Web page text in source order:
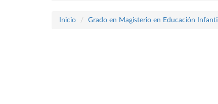
Inicio Grado en Magisterio en Educación Infantil